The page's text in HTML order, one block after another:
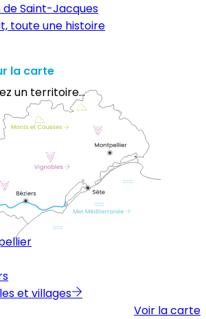
de Saint-Jacques
toute une histoire
la carte
un territoire...
et villages
Voir la carte